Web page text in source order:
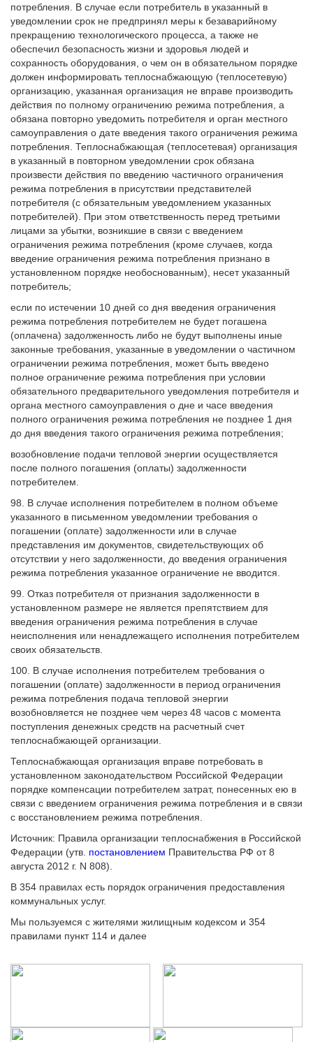
потребления. В случае если потребитель в указанный в
уведомлении срок не предпринял меры к безаварийному
прекращению технологического процесса, а также не
обеспечил безопасность жизни и здоровья людей и
сохранность оборудования, о чем он в обязательном порядке
должен информировать теплоснабжающую (теплосетевую)
организацию, указанная организация не вправе производить
действия по полному ограничению режима потребления, а
обязана повторно уведомить потребителя и орган местного
самоуправления о дате введения такого ограничения режима
потребления. Теплоснабжающая (теплосетевая) организация
в указанный в повторном уведомлении срок обязана
произвести действия по введению частичного ограничения
режима потребления в присутствии представителей
потребителя (с обязательным уведомлением указанных
потребителей). При этом ответственность перед третьими
лицами за убытки, возникшие в связи с введением
ограничения режима потребления (кроме случаев, когда
введение ограничения режима потребления признано в
установленном порядке необоснованным), несет указанный
потребитель;
если по истечении 10 дней со дня введения ограничения
режима потребления потребителем не будет погашена
(оплачена) задолженность либо не будут выполнены иные
законные требования, указанные в уведомлении о частичном
ограничении режима потребления, может быть введено
полное ограничение режима потребления при условии
обязательного предварительного уведомления потребителя и
органа местного самоуправления о дне и часе введения
полного ограничения режима потребления не позднее 1 дня
до дня введения такого ограничения режима потребления;
возобновление подачи тепловой энергии осуществляется
после полного погашения (оплаты) задолженности
потребителем.
98. В случае исполнения потребителем в полном объеме
указанного в письменном уведомлении требования о
погашении (оплате) задолженности или в случае
представления им документов, свидетельствующих об
отсутствии у него задолженности, до введения ограничения
режима потребления указанное ограничение не вводится.
99. Отказ потребителя от признания задолженности в
установленном размере не является препятствием для
введения ограничения режима потребления в случае
неисполнения или ненадлежащего исполнения потребителем
своих обязательств.
100. В случае исполнения потребителем требования о
погашении (оплате) задолженности в период ограничения
режима потребления подача тепловой энергии
возобновляется не позднее чем через 48 часов с момента
поступления денежных средств на расчетный счет
теплоснабжающей организации.
Теплоснабжающая организация вправе потребовать в
установленном законодательством Российской Федерации
порядке компенсации потребителем затрат, понесенных ею в
связи с введением ограничения режима потребления и в связи
с восстановлением режима потребления.
Источник: Правила организации теплоснабжения в Российской
Федерации (утв. постановлением Правительства РФ от 8
августа 2012 г. N 808).
В 354 правилах есть порядок ограничения предоставления
коммунальных услуг.
Мы пользуемся с жителями жилищным кодексом и 354
правилами пункт 114 и далее